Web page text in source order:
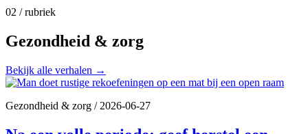
02 / rubriek
Gezondheid & zorg
Bekijk alle verhalen →
Gezondheid & zorg /2026-06-27